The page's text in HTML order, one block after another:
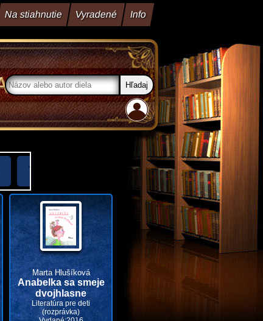
Na stiahnutie Vyradené Info
7 10 11 12
Marta Hlušíková
Anabelka sa smeje
dvojhlasne
Literatúra pre deti
(rozprávka)